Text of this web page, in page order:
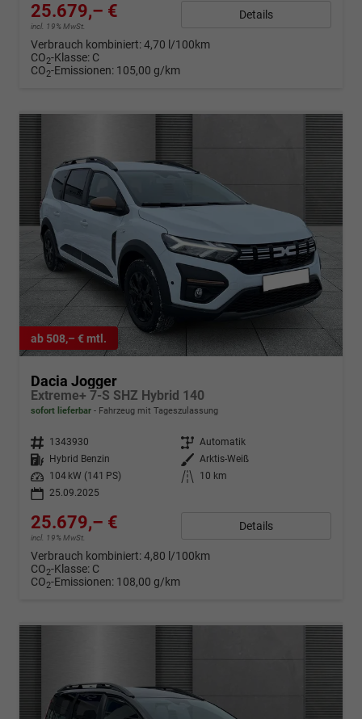
25.679,– €
incl. 19% MwSt.
Details
Verbrauch kombiniert:4,70 l/100km
CO2-Klasse: C
CO2-Emissionen: 105,00 g/km
ab 508,– € mtl.
Dacia Jogger
Extreme+ 7-S SHZ Hybrid 140
sofort lieferbar Fahrzeug mit Tageszulassung
Fahrzeugnr. 1343930 Getriebe Automatik
Kraftstoff
Hybrid Benzin Außenfarbe Arktis-Weiß
Leistung
104 kW (141 PS) Kilometerstand
10 km
25.09.2025
25.679,– €
incl. 19% MwSt.
Details
Verbrauch kombiniert:4,80 l/100km
CO2-Klasse: C
CO2-Emissionen: 108,00 g/km